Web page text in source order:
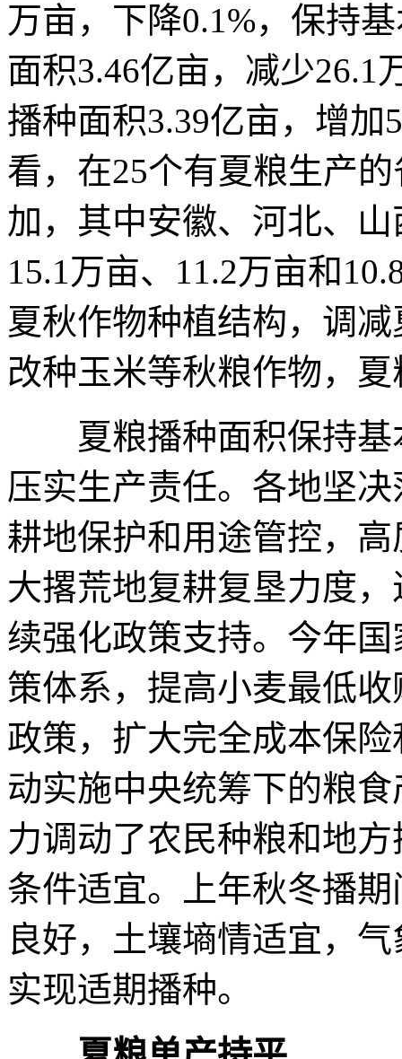
万亩，下降0.1%，保持
面积3.46亿亩，减少26.1
播种面积3.39亿亩，增
看，在25个有夏粮生产
加，其中安徽、河北、
15.1万亩、11.2万亩和
夏秋作物种植结构，调
改种玉米等秋粮作物，
夏粮播种面积保持基
压实生产责任。各地坚
耕地保护和用途管控，
大撂荒地复耕复垦力度
续强化政策支持。今年
策体系，提高小麦最低
政策，扩大完全成本保
动实施中央统筹下的粮
力调动了农民种粮和地
条件适宜。上年秋冬播
良好，土壤墒情适宜，
实现适期播种。